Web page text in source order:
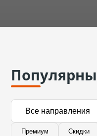
Премиум Скидки